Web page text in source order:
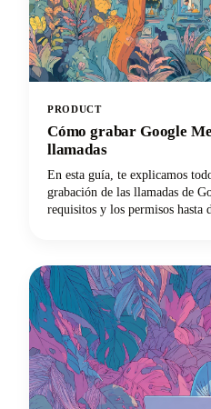
PRODUCT
Cómo grabar Google
llamadas
En esta guía, te explicamos
grabación de las llamadas de
requisitos y los permisos hasta